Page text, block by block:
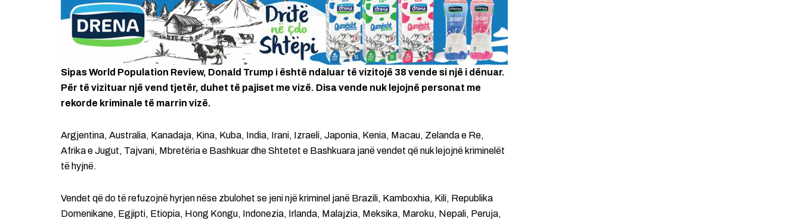
Sipas World Population Review, Donald Trump i është ndaluar të vizitojë 38 vende si një i dënuar.
Për të vizituar një vend tjetër, duhet të pajiset me vizë. Disa vende nuk lejojnë personat me
rekorde kriminale të marrin vizë.
Argjentina, Australia, Kanadaja, Kina, Kuba, India, Irani, Izraeli, Japonia, Kenia, Macau, Zelanda e Re,
Afrika e Jugut, Tajvani, Mbretëria e Bashkuar dhe Shtetet e Bashkuara janë vendet që nuk lejojnë kriminelët
të hyjnë.
Vendet që do të refuzojnë hyrjen nëse zbulohet se jeni një kriminel janë Brazili, Kamboxhia, Kili, Republika
Domenikane, Egjipti, Etiopia, Hong Kongu, Indonezia, Irlanda, Malajzia, Meksika, Maroku, Nepali, Peruja,